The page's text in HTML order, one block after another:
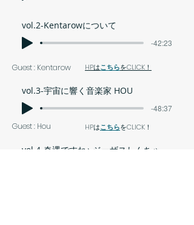
vol.2-Kentarowについて
-42:23
Guest : Kentarow HPはこちらをCLICK！
vol.3-宇宙に響く音楽家 HOU
-48:37
Guest : Hou
HPはこちらをCLICK！